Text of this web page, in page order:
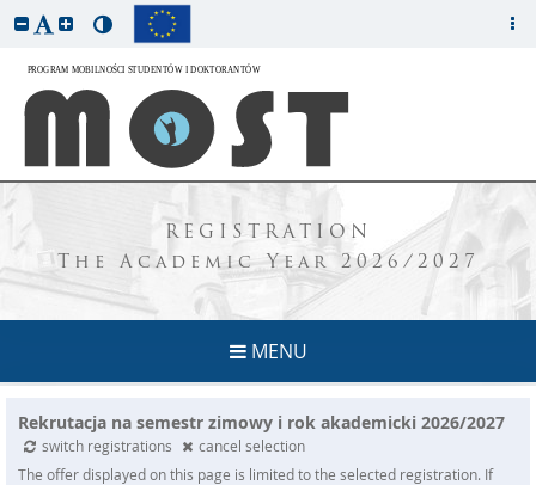
REGISTRATION
The Academic Year 2026/2027
MENU
Rekrutacja na semestr zimowy i rok akademicki 2026/2027
switch registrations
cancel selection
The offer displayed on this page is limited to the selected registration. If